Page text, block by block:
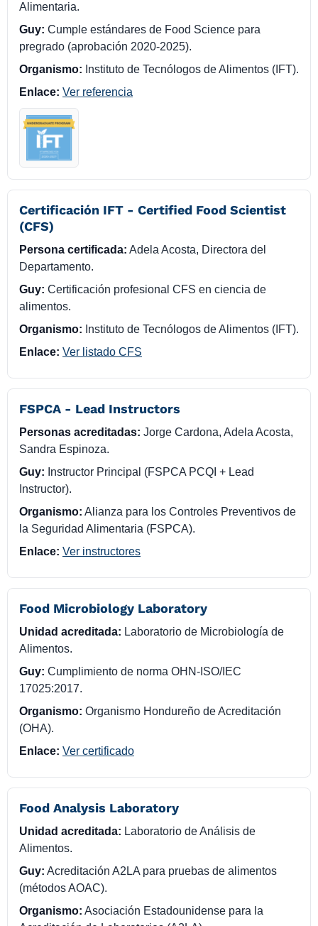
Alimentaria.
Guy: Cumple estándares de Food Science para
pregrado (aprobación 2020-2025).
Organismo: Instituto de Tecnólogos de Alimentos (IFT).
Enlace: Ver referencia
Certificación IFT - Certified Food Scientist
(CFS)
Persona certificada: Adela Acosta, Directora del
Departamento.
Guy: Certificación profesional CFS en ciencia de
alimentos.
Organismo: Instituto de Tecnólogos de Alimentos (IFT).
Enlace: Ver listado CFS
FSPCA - Lead Instructors
Personas acreditadas: Jorge Cardona, Adela Acosta,
Sandra Espinoza.
Guy: Instructor Principal (FSPCA PCQI + Lead
Instructor).
Organismo: Alianza para los Controles Preventivos de
la Seguridad Alimentaria (FSPCA).
Enlace: Ver instructores
Food Microbiology Laboratory
Unidad acreditada: Laboratorio de Microbiología de
Alimentos.
Guy: Cumplimiento de norma OHN-ISO/IEC
17025:2017.
Organismo: Organismo Hondureño de Acreditación
(OHA).
Enlace: Ver certificado
Food Analysis Laboratory
Unidad acreditada: Laboratorio de Análisis de
Alimentos.
Guy: Acreditación A2LA para pruebas de alimentos
(métodos AOAC).
Organismo: Asociación Estadounidense para la